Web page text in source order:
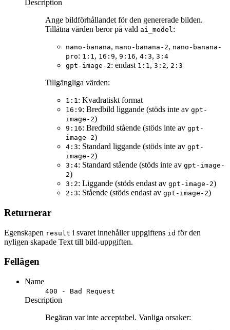
Description
Ange bildförhållandet för den genererade bilden.
Tillåtna värden beror på vald ai_model:
nano-banana, nano-banana-2, nano-banana-
pro: 1:1, 16:9, 9:16, 4:3, 3:4
gpt-image-2: endast 1:1, 3:2, 2:3
Tillgängliga värden:
1:1: Kvadratiskt format
16:9: Bredbild liggande (stöds inte av gpt-
image-2)
9:16: Bredbild stående (stöds inte av gpt-
image-2)
4:3: Standard liggande (stöds inte av gpt-
image-2)
3:4: Standard stående (stöds inte av gpt-image-
2)
3:2: Liggande (stöds endast av gpt-image-2)
2:3: Stående (stöds endast av gpt-image-2)
Returnerar
Egenskapen result i svaret innehåller uppgiftens id för den
nyligen skapade Text till bild-uppgiften.
Fellägen
Name
400 - Bad Request
Description
Begäran var inte acceptabel. Vanliga orsaker: